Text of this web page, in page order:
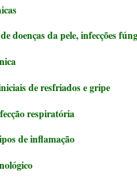
doenças da pele, infecções
de resfriados e gripe
respiratória
de inflamação